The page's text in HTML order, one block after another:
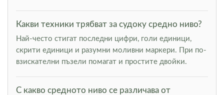
Какви техники трябват за судоку средно ниво?
Най-често стигат последни цифри, голи единици,
скрити единици и разумни моливни маркери. При по-
взискателни пъзели помагат и простите двойки.
С какво средното ниво се различава от